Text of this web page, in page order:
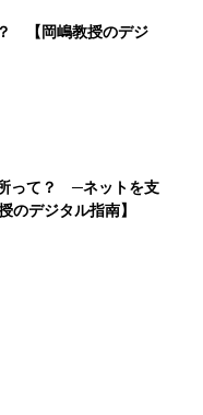
【岡嶋教授のデジ
って？ ─ネットを支
デジタル指南】